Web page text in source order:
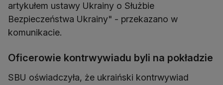
artykułem ustawy Ukrainy o Służbie
Bezpieczeństwa Ukrainy" - przekazano w
komunikacie.
Oficerowie kontrwywiadu byli na pokładzie
SBU oświadczyła, że ukraiński kontrwywiad